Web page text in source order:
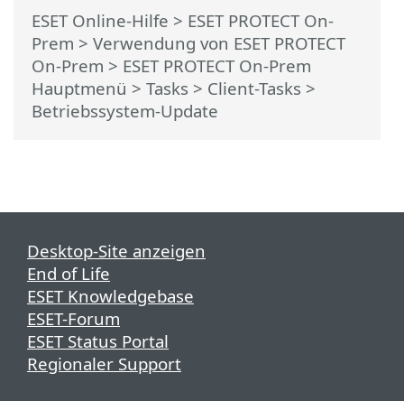
ESET Online-Hilfe > ESET PROTECT On-
Prem > Verwendung von ESET PROTECT
On-Prem > ESET PROTECT On-Prem
Hauptmenü > Tasks > Client-Tasks >
Betriebssystem-Update
Desktop-Site anzeigen
End of Life
ESET Knowledgebase
ESET-Forum
ESET Status Portal
Regionaler Support